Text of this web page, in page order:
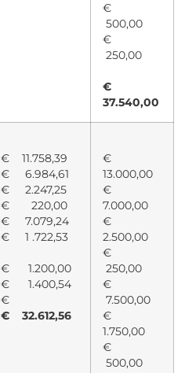
€
500,00
€
250,00
€
37.540,00
€ 11.758,39
€ 6.984,61
€ 2.247,25
€ 220,00
€ 7.079,24
€ 1 .722,53
€ 1.200,00
€ 1.400,54
€
€ 32.612,56
€
13.000,00
€
7.000,00
€
2.500,00
€
250,00
€
7.500,00
€
1.750,00
€
500,00